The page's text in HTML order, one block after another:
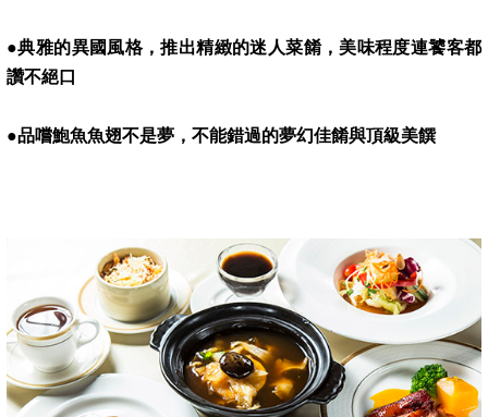
●典雅的異國風格，推出精緻的迷人菜餚，美味程度連饕客都
讚不絕口
●品嚐鮑魚魚翅不是夢，不能錯過的夢幻佳餚與頂級美饌